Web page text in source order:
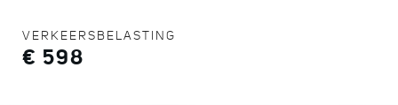
VERKEERSBELASTING
€ 598